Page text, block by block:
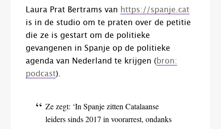
Laura Prat Bertrams van https://spanje.cat
is in de studio om te praten over de petitie
die ze is gestart om de politieke
gevangenen in Spanje op de politieke
agenda van Nederland te krijgen (bron:
podcast).
Ze zegt: ‘In Spanje zitten Catalaanse
leiders sinds 2017 in voorarrest, ondanks